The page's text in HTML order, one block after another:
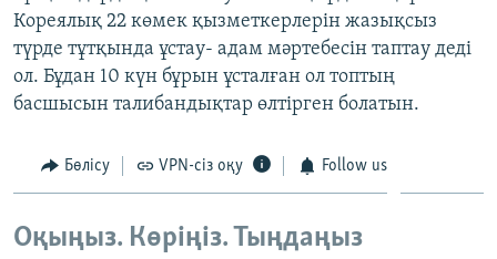
Кореялық 22 көмек қызметкерлерін жазықсыз
түрде тұтқында ұстау- адам мәртебесін таптау деді
ол. Бұдан 10 күн бұрын ұсталған ол топтың
басшысын талибандықтар өлтірген болатын.
Бөлісу VPN-сіз оқу Follow us
Оқыңыз. Көріңіз. Тыңдаңыз